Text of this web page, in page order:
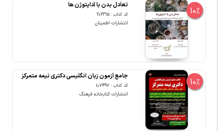
10%
تعادل بدن با آداپتوژن ها
کد کتاب : 202315
انتشارات اطمینان
10%
جامع آزمون زبان انگلیسی دکتری نیمه متمرکز
کد کتاب : 107497
انتشارات کتابخانه فرهنگ